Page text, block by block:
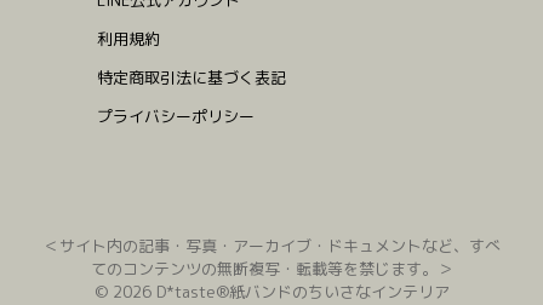
利用規約
特定商取引法に基づく表記
プライバシーポリシー
＜サイト内の記事・写真・アーカイブ・ドキュメントなど、すべ
てのコンテンツの無断複写・転載等を禁じます。＞
© 2026 D*taste®紙バンドのちいさなインテリア